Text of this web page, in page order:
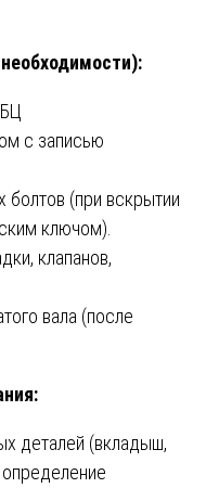
с записью
болтов (при вскрытии
ключом).
клапанов,
вала (после
деталей (вкладыш,